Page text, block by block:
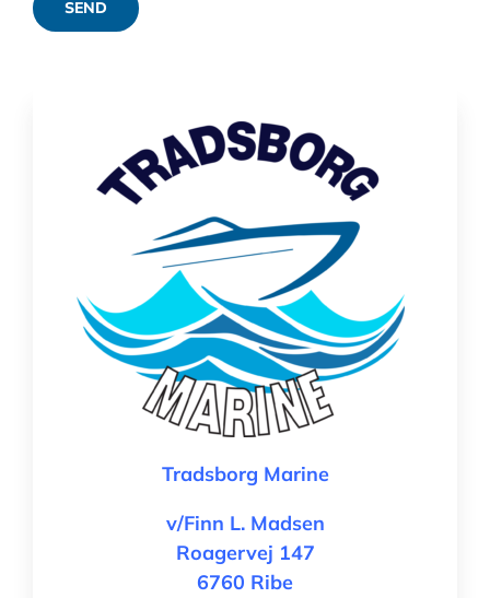
Tradsborg Marine
v/Finn L. Madsen
Roagervej 147
6760 Ribe